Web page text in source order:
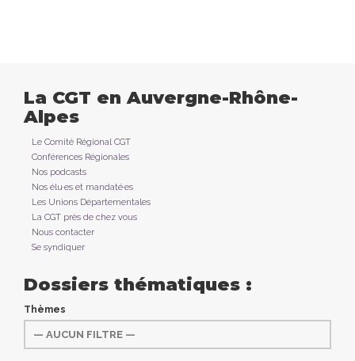
La CGT en Auvergne-Rhône-
Alpes
Le Comité Régional CGT
Conférences Régionales
Nos podcasts
Nos élu·es et mandaté·es
Les Unions Départementales
La CGT près de chez vous
Nous contacter
Se syndiquer
Dossiers thématiques :
Thèmes